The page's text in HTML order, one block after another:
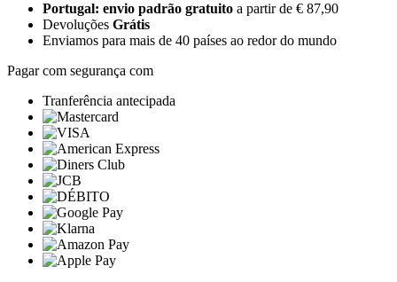
Portugal: envio padrão gratuito a partir de € 87,90
Devoluções Grátis
Enviamos para mais de 40 países ao redor do mundo
Pagar com segurança com
Tranferência antecipada